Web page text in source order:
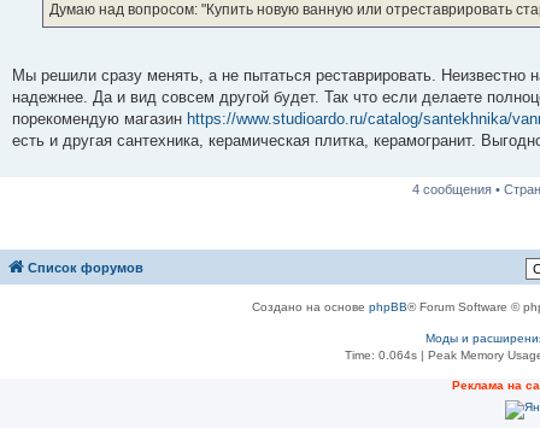
Думаю над вопросом: "Купить новую ванную или отреставрировать
Мы решили сразу менять, а не пытаться реставрировать. Неизвестно
надежнее. Да и вид совсем другой будет. Так что если делаете
порекомендую магазин https://www.studioardo.ru/catalog/santekhnika/
есть и другая сантехника, керамическая плитка, керамогранит.
4 сообщения •
Список форумов
Создано на основе phpBB® Forum Software ©
Моды и
Time: 0.064s| Peak Memory
Реклама на